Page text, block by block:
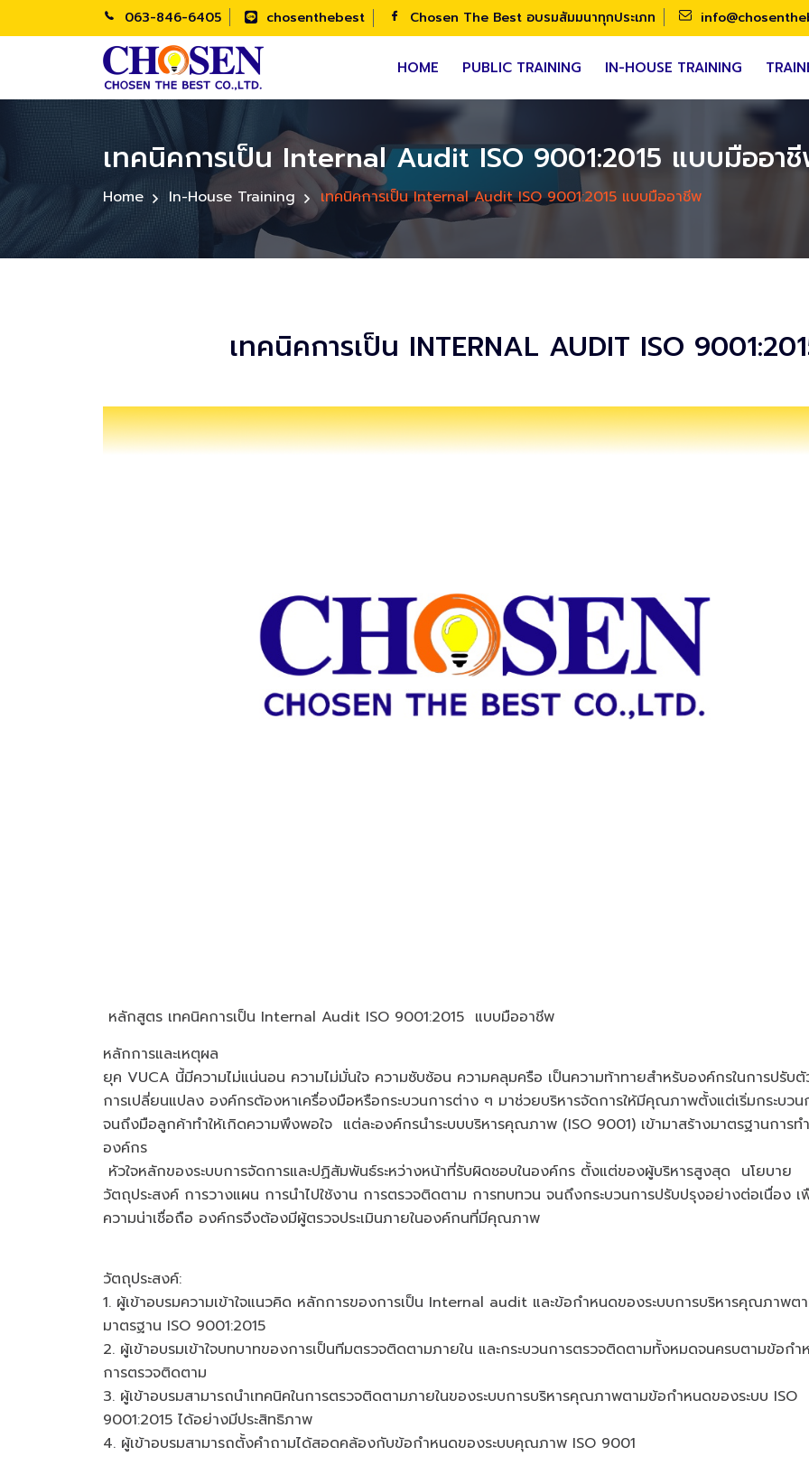
063-846-6405 chosenthebest Chosen The Best อบรมสัมมนาทุกประเภท
HOME PUBLIC TRAINING IN-HOUSE TRAINING
เทคนิคการเป็น Internal Audit ISO 9001:2015 แบบมืออา
Home In-House Training เทคนิคการเป็น Internal Audit ISO 9001:2015 แบบมืออาชีพ
เทคนิคการเป็น INTERNAL AUDIT ISO
หลักสูตร เทคนิคการเป็น Internal Audit ISO 9001:2015 แบบมืออาชีพ
หลักการและเหตุผล
ยุค VUCA นี้มีความไม่แน่นอน ความไม่มั่นใจ ความซับซ้อน ความคลุมครือ เป็นความท้าทายสำหรับองค์กรในการปรับ
การเปลี่ยนแปลง องค์กรต้องหาเครื่องมือหรือกระบวนการต่าง ๆ มาช่วยบริหารจัดการให้มีคุณภาพตั้งแต่เริ่มกระบวน
จนถึงมือลูกค้าทำให้เกิดความพึงพอใจ แต่ละองค์กรนำระบบบริหารคุณภาพ (ISO 9001) เข้ามาสร้างมาตรฐานการท
องค์กร
หัวใจหลักของระบบการจัดการและปฏิสัมพันธ์ระหว่างหน้าที่รับผิดชอบในองค์กร ตั้งแต่ของผู้บริหารสูงสุด นโยบาย
วัตถุประสงค์ การวางแผน การนำไปใช้งาน การตรวจติดตาม การทบทวน จนถึงกระบวนการปรับปรุงอย่างต่อเนื่อง เ
ความน่าเชื่อถือ องค์กรจึงต้องมีผู้ตรวจประเมินภายในองค์กนที่มีคุณภาพ
วัตถุประสงค์:
1. ผู้เข้าอบรมความเข้าใจแนวคิด หลักการของการเป็น Internal audit และข้อกำหนดของระบบการบริหารคุณภาพต
มาตรฐาน ISO 9001:2015
2. ผู้เข้าอบรมเข้าใจบทบาทของการเป็นทีมตรวจติดตามภายใน และกระบวนการตรวจติดตามทั้งหมดจนครบตามข้อกำ
การตรวจติดตาม
3. ผู้เข้าอบรมสามารถนำเทคนิคในการตรวจติดตามภายในของระบบการบริหารคุณภาพตามข้อกำหนดของระบบ ISO
9001:2015 ได้อย่างมีประสิทธิภาพ
4. ผู้เข้าอบรมสามารถตั้งคำถามได้สอดคล้องกับข้อกำหนดของระบบคุณภาพ ISO 9001